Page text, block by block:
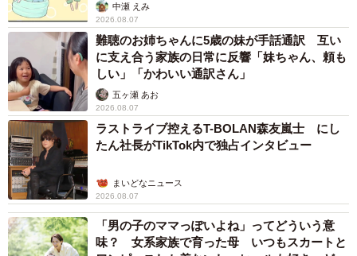
ママさんに抱っこしてもらうタップちゃん。夏のお散歩では犬用の「ひ
んやりウェア」を着ています（提供：☆柴犬タップ☆さん）
ーーお疲れさまです…（笑）。実はタップちゃんは「お散
歩」より「家でゴロゴロする」のが好きなのだとか。ちな
みに撮影日の「拒否柴」は「暑さ」も理由だったのでしょ
中瀬 えみ
2026.08.07
難聴のお姉ちゃんに5歳の妹が手話通訳 互い
に支え合う家族の日常に反響「妹ちゃん、頼も
しい」「かわいい通訳さん」
五ヶ瀬 あお
2026.08.07
ラストライブ控えるT-BOLAN森友嵐士 にし
たん社長がTikTok内で独占インタビュー
まいどなニュース
2026.08.07
「男の子のママっぽいよね」ってどういう意
味？ 女系家族で育った母 いつもスカートと